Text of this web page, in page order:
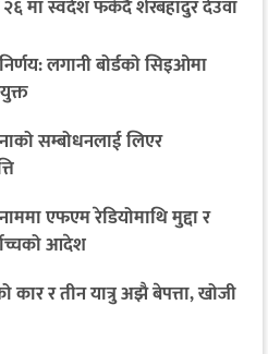
मा स्वदेश फर्कँदै शेरबहादुर देउवा
लगानी बोर्डको सिइओमा
सम्बोधनलाई लिएर
एफएम रेडियोमाथि मुद्दा र
आदेश
र तीन यात्रु अझै बेपत्ता, खोजी